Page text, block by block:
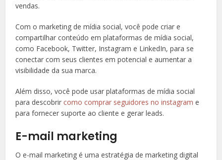
vendas.
Com o marketing de mídia social, você pode criar e
compartilhar conteúdo em plataformas de mídia social,
como Facebook, Twitter, Instagram e LinkedIn, para se
conectar com seus clientes em potencial e aumentar a
visibilidade da sua marca.
Além disso, você pode usar plataformas de mídia social
para descobrircomo comprar seguidores no instagram e
para fornecer suporte ao cliente e gerar leads.
E-mail marketing
O e-mail marketing é uma estratégia de marketing digital